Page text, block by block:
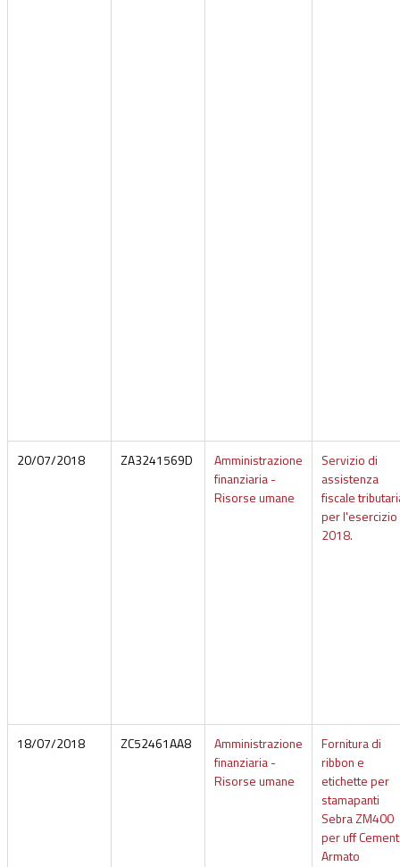
20/07/2018 ZA3241569D
Amministrazione
finanziaria -
Risorse umane
Servizio di
assistenza
fiscale
per l'esercizio
2018.
18/07/2018 ZC52461AA8
Amministrazione
finanziaria -
Risorse umane
Fornitura di
ribbon e
etichette per
stamapanti
Sebra ZM400
per uff
Armato